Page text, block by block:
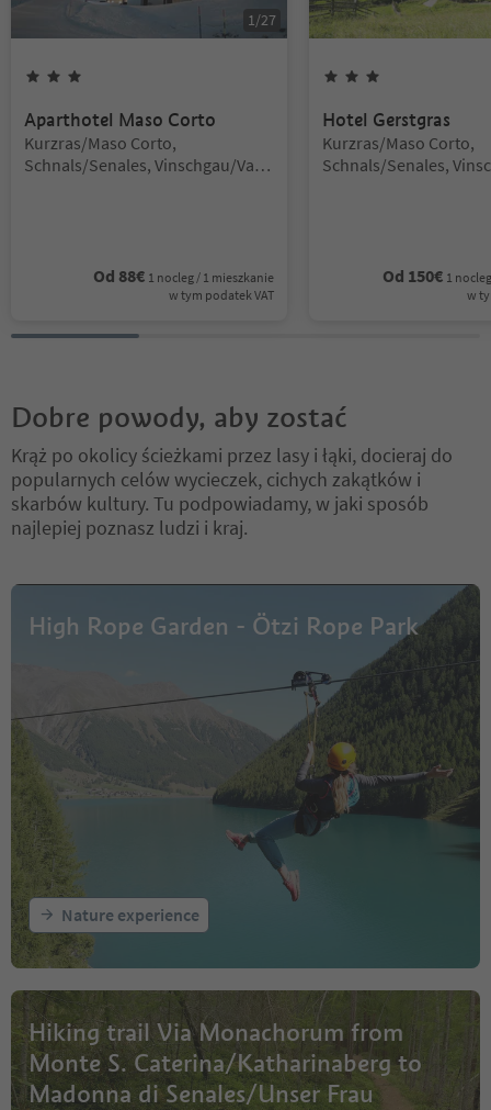
1 /27
Aparthotel Maso Corto
Lokalizacja:
Kurzras/Maso Corto,
Schnals/Senales, Vinschgau/Val
Od 88€ 1 nocleg / 1 mieszkanie
w tym podatek VAT
Hotel Gerstgras
Lokalizacja:
Kurzras/Maso Corto,
Schnals/Senales,
Od 150€ 1
w
Dobre powody, aby zostać
Krąż po okolicy ścieżkami przez lasy i łąki, docieraj do
popularnych celów wycieczek, cichych zakątków i
skarbów kultury. Tu podpowiadamy, w jaki sposób
najlepiej poznasz ludzi i kraj.
High Rope Garden - Ötzi Rope Park
Nature experience
Hiking trail Via Monachorum from
Monte S. Caterina/Katharinaberg to
Madonna di Senales/Unser Frau